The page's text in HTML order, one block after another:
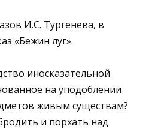
И.С. Тургенева, в
«Бежин луг».
иносказательной
на уподоблении
живым су­ществам?
и порхать над